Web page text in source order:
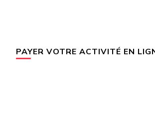
PAYER VOTRE ACTIVITÉ EN